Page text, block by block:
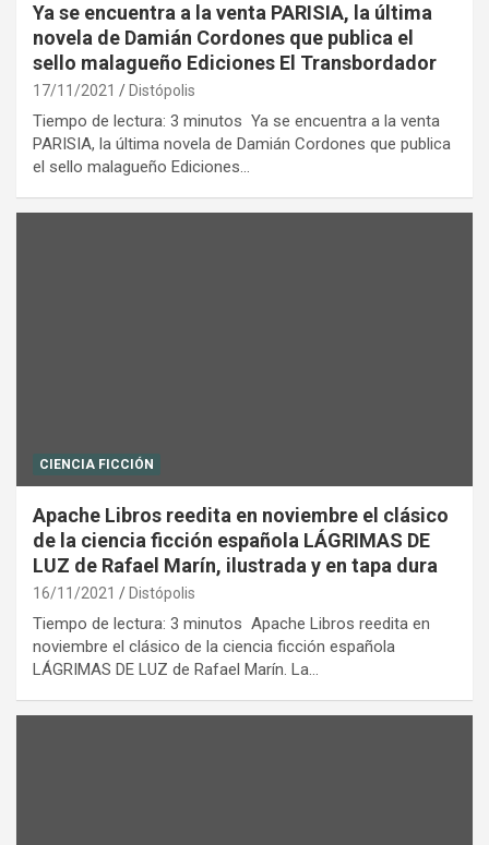
Ya se encuentra a la venta PARISIA, la última
novela de Damián Cordones que publica el
sello malagueño Ediciones El Transbordador
17/11/2021 Distópolis
Tiempo de lectura: 3 minutos Ya se encuentra a la venta
PARISIA, la última novela de Damián Cordones que publica
el sello malagueño Ediciones…
CIENCIA FICCIÓN
Apache Libros reedita en noviembre el clásico
de la ciencia ficción española LÁGRIMAS DE
LUZ de Rafael Marín, ilustrada y en tapa dura
16/11/2021 Distópolis
Tiempo de lectura: 3 minutos Apache Libros reedita en
noviembre el clásico de la ciencia ficción española
LÁGRIMAS DE LUZ de Rafael Marín. La…